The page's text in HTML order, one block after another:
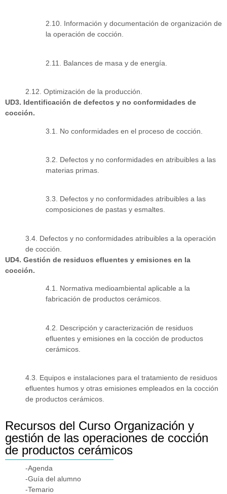
2.10. Información y documentación de organización de
la operación de cocción.
2.11. Balances de masa y de energía.
2.12. Optimización de la producción.
UD3. Identificación de defectos y no conformidades de
cocción.
3.1. No conformidades en el proceso de cocción.
3.2. Defectos y no conformidades en atribuibles a las
materias primas.
3.3. Defectos y no conformidades atribuibles a las
composiciones de pastas y esmaltes.
3.4. Defectos y no conformidades atribuibles a la operación
de cocción.
UD4. Gestión de residuos efluentes y emisiones en la
cocción.
4.1. Normativa medioambiental aplicable a la
fabricación de productos cerámicos.
4.2. Descripción y caracterización de residuos
efluentes y emisiones en la cocción de productos
cerámicos.
4.3. Equipos e instalaciones para el tratamiento de residuos
efluentes humos y otras emisiones empleados en la cocción
de productos cerámicos.
Recursos del Curso Organización y
gestión de las operaciones de cocción
de productos cerámicos
-Agenda
-Guía del alumno
-Temario